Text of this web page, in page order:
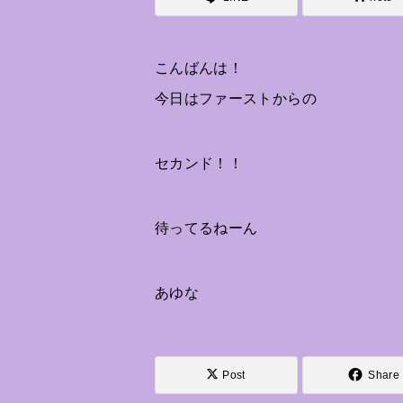
こんばんは！
今日はファーストからの
セカンド！！
待ってるねーん
あゆな
Post Share